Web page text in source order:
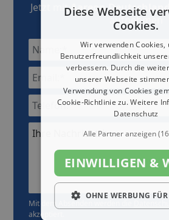
Jetzt mitAareon
aufnehmen
Ihre Nachricht:*
Mit dem Absenden werden die
akzeptiert.
Diese Webseite
Cookies.
Wir verwenden Cookies,
Benutzerfreundlichkeit
verbessern. Durch die
unserer Webseite
Verwendung von Cookies
Cookie-Richtlinie zu.Weitere
Datenschutz
Alle Partner anzeigen
EINWILLIGEN &
OHNE WERBUNG